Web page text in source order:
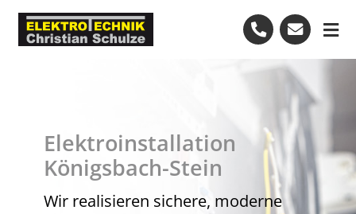
Skip
Leistungen
Elektroinstallation
Königsbach-Stein
Wir realisieren sichere, moderne